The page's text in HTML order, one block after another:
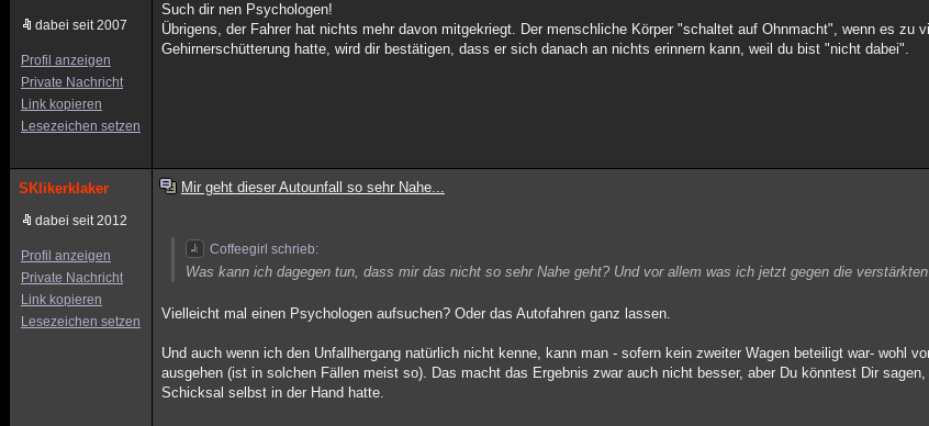
dabei seit 2007
Profil anzeigen
Private Nachricht
Link kopieren
Lesezeichen setzen
Such dir nen Psychologen!
Übrigens, der Fahrer hat nichts mehr davon mitgekriegt. Der menschliche Körper "schaltet auf Ohnmacht", wenn es zu
Gehirnerschütterung hatte, wird dir bestätigen, dass er sich danach an nichts erinnern kann, weil du bist "nicht dabei".
SKlikerklaker
dabei seit 2012
Profil anzeigen
Private Nachricht
Link kopieren
Lesezeichen setzen
Mir geht dieser Autounfall so sehr Nahe...
Coffeegirl schrieb:
Was kann ich dagegen tun, dass mir das nicht so sehr Nahe geht? Und vor allem was ich jetzt gegen die
Vielleicht mal einen Psychologen aufsuchen? Oder das Autofahren ganz lassen.
Und auch wenn ich den Unfallhergang natürlich nicht kenne, kann man - sofern kein zweiter Wagen beteiligt war- wohl
ausgehen (ist in solchen Fällen meist so). Das macht das Ergebnis zwar auch nicht besser, aber Du könntest Dir
Schicksal selbst in der Hand hatte.